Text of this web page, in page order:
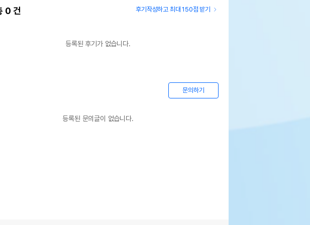
0 건 후기작성하고 최대 150점 받기
등록된 후기가 없습니다.
문의하기
등록된 문의글이 없습니다.